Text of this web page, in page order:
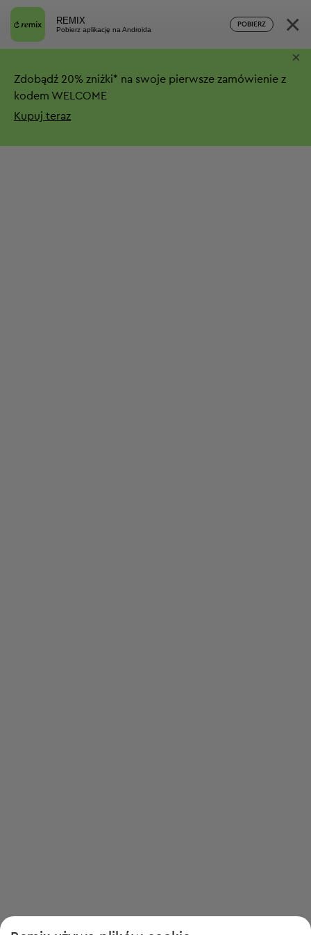
REMIX
Pobierz aplikację na Androida
POBIERZ ×
Zdobądź 20% zniżki* na swoje pierwsze zamówienie z
kodem WELCOME
Kupuj teraz
×